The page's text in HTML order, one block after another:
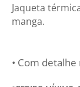
Jaqueta
manga.
• Com detalhe